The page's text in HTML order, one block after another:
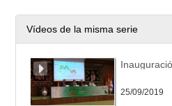
Vídeos de la misma serie
25/09/2019